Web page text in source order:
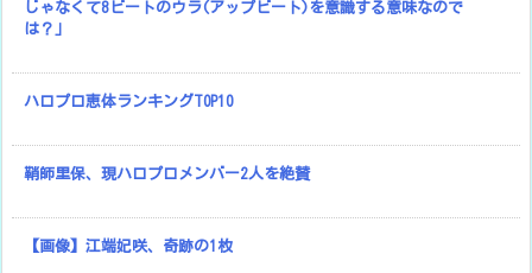
じゃなくて8ビートのウラ(アップビート)を意識する意味なので
は？」
ハロプロ恵体ランキングTOP10
鞘師里保、現ハロプロメンバー2人を絶賛
【画像】江端妃咲、奇跡の1枚